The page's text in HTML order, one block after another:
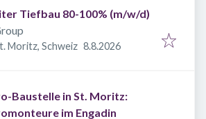
Tiefbau 80-100% (m/w/d)
Moritz, Schweiz Veröffentlicht
8.8.2026
Baustelle in St. Moritz:
im Engadin